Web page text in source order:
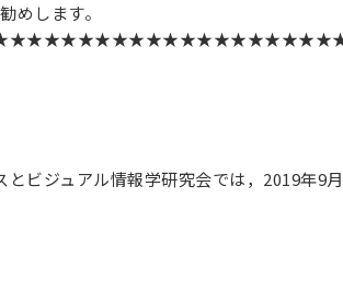
めします。
ビジュアル情報学研究会では，2019年9